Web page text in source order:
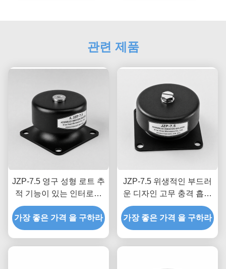
관련 제품
JZP-7.5 영구 성형 로트 추
적 기능이 있는 인터로킹
분리 방지 구조 고무 충격
흡수 장치
가장 좋은 가격 을 구하라
JZP-7.5 위생적인 부드러
운 디자인 고무 충격 흡수
기
가장 좋은 가격 을 구하라